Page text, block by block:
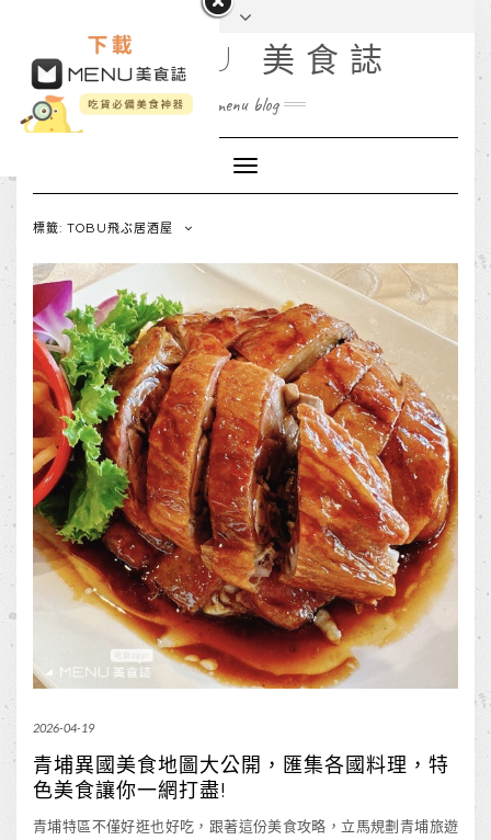
MENU 美食誌
menu blog
Toggle
Navigation
標籤: TOBU飛ぶ居酒屋
2026-04-19
青埔異國美食地圖大公開，匯集各國料理，特
色美食讓你一網打盡!
青埔特區不僅好逛也好吃，跟著這份美食攻略，立馬規劃青埔旅遊